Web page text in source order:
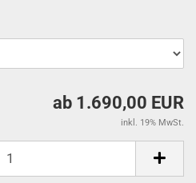
ab 1.690,00 EUR
inkl. 19% MwSt.